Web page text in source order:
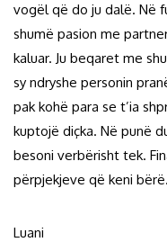
vogël që do ju dalë. Në
shumë pasion me
kaluar. Ju beqaret me
sy ndryshe personin
pak kohë para se t’ia
kuptojë diçka. Në punë
besoni verbërisht tek.
përpjekjeve që keni bërë.
Luani